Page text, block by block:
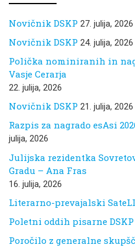
Novičnik DSKP 27. julija, 2026
Novičnik DSKP 24. julija, 2026
Polička nominiranih in
Vasje Cerarja
22. julija, 2026
Novičnik DSKP 21. julija, 2026
Razpis za nagrado esAsi
julija, 2026
Julijska rezidentka
Gradu – Ana Fras
16. julija, 2026
Literarno-prevajalski
Poletni oddih pisarne DSKP
Poročilo z generalne